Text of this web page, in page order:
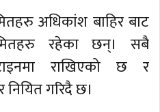
अधिकांश बाहिर बाट
रहेका छन्। सबै
राखिएको छ र
गरिदै छ।